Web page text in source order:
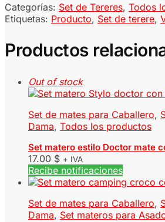
Categorías: Set de Tereres, Todos
Etiquetas: Producto, Set de terere,
Productos
Out of stock
Set de mates para Caballero,
Dama, Todos los productos
Set matero estilo Doctor mate
17.00 $ + IVA
Recibe notificaciones
Set de mates para Caballero,
Dama, Set materos para